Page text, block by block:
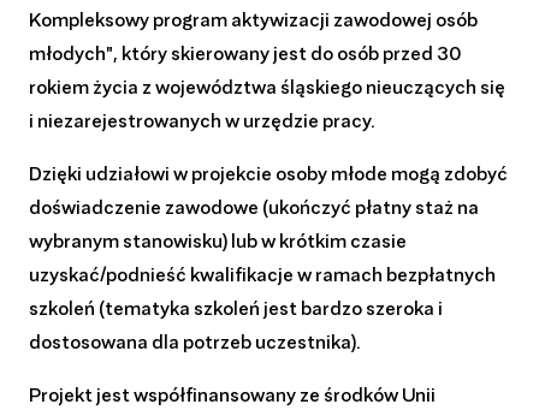
Kompleksowy program aktywizacji zawodowej osób
młodych", który skierowany jest do osób przed 30
rokiem życia z województwa śląskiego nieuczących się
i niezarejestrowanych w urzędzie pracy.
Dzięki udziałowi w projekcie osoby młode mogą zdobyć
doświadczenie zawodowe (ukończyć płatny staż na
wybranym stanowisku) lub w krótkim czasie
uzyskać/podnieść kwalifikacje w ramach bezpłatnych
szkoleń (tematyka szkoleń jest bardzo szeroka i
dostosowana dla potrzeb uczestnika).
Projekt jest współfinansowany ze środków Unii